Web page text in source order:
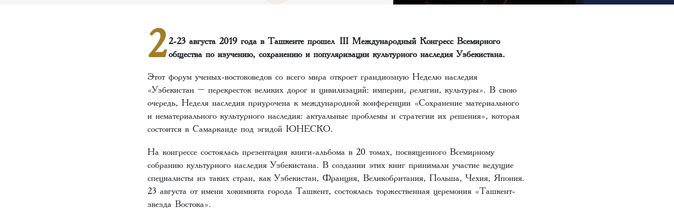
22-23 августа 2019 года в Ташкенте прошел III Международный Конгресс Всемирного
общества по изучению, сохранению и популяризации культурного наследия Узбекистана.
Этот форум ученых-востоковедов со всего мира откроет грандиозную Неделю наследия
«Узбекистан – перекресток великих дорог и цивилизаций: империи, религии, культуры». В свою
очередь, Неделя наследия приурочена к международной конференции «Сохранение материального
и нематериального культурного наследия: актуальные проблемы и стратегии их решения», которая
состоится в Самарканде под эгидой ЮНЕСКО.
На конгрессе состоялась презентация книги-альбома в 20 томах, посвященного Всемирному
собранию культурного наследия Узбекистана. В создании этих книг принимали участие ведущие
специалисты из таких стран, как Узбекистан, Франция, Великобритания, Польша, Чехия, Япония.
23 августа от имени хокимията города Ташкент, состоялась торжественная церемония «Ташкент-
звезда Востока».